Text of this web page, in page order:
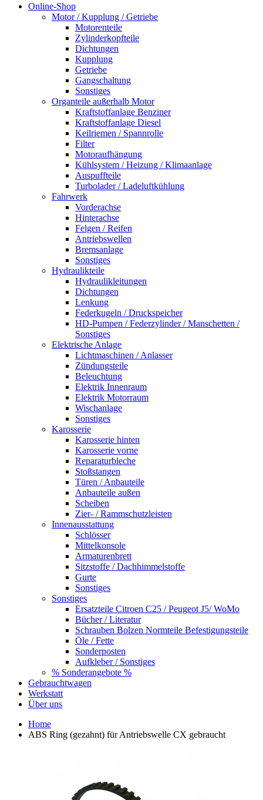
Online-Shop
Motor / Kupplung / Getriebe
Motorenteile
Zylinderkopfteile
Dichtungen
Kupplung
Getriebe
Gangschaltung
Sonstiges
Organteile außerhalb Motor
Kraftstoffanlage Benziner
Kraftstoffanlage Diesel
Keilriemen / Spannrolle
Filter
Motoraufhängung
Kühlsystem / Heizung / Klimaanlage
Auspuffteile
Turbolader / Ladeluftkühlung
Fahrwerk
Vorderachse
Hinterachse
Felgen / Reifen
Antriebswellen
Bremsanlage
Sonstiges
Hydraulikteile
Hydraulikleitungen
Dichtungen
Lenkung
Federkugeln / Druckspeicher
HD-Pumpen / Federzylinder / Manschetten /
Sonstiges
Elektrische Anlage
Lichtmaschinen / Anlasser
Zündungsteile
Beleuchtung
Elektrik Innenraum
Elektrik Motorraum
Wischanlage
Sonstiges
Karosserie
Karosserie hinten
Karosserie vorne
Reparaturbleche
Stoßstangen
Türen / Anbauteile
Anbauteile außen
Scheiben
Zier- / Rammschutzleisten
Innenausstattung
Schlösser
Mittelkonsole
Armaturenbrett
Sitzstoffe / Dachhimmelstoffe
Gurte
Sonstiges
Sonstiges
Ersatzteile Citroen C25 / Peugeot J5/ WoMo
Bücher / Literatur
Schrauben Bolzen Normteile Befestigungsteile
Öle / Fette
Sonderposten
Aufkleber / Sonstiges
% Sonderangebote %
Gebrauchtwagen
Werkstatt
Über uns
Home
ABS Ring (gezahnt) für Antriebswelle CX gebraucht